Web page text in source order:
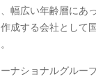
幅広い年齢層にあ
成する会社として
ナショナルグルー